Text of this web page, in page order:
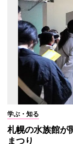
学ぶ・知る
札幌の水族館
まつり